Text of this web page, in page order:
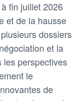
fin juillet 2026
et de la hausse
dossiers
et la
les perspectives
le
de